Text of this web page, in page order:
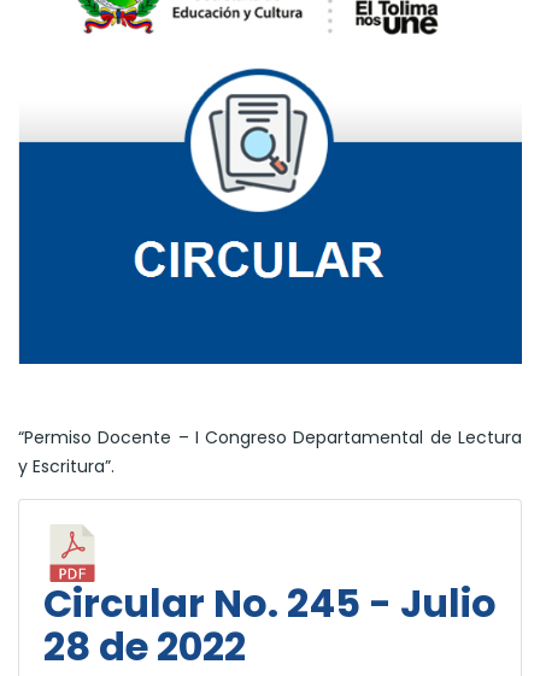
“Permiso Docente – I Congreso Departamental de Lectura
y Escritura”.
Circular No. 245 - Julio
28 de 2022